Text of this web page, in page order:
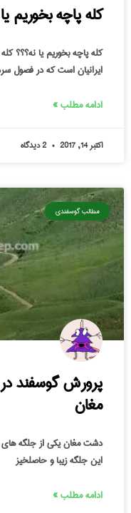
کله پاچه بخوریم
کله پاچه بخوریم یا نه؟؟؟
ایرانیان است که در فصول
ادامه مطلب »
اکتبر 14, 2017
مطالب گوسفندی
پرورش گوسفند
مغان
دشت مغان یکی از جلگه های
این جلگه زیبا و حاصلخیز
ادامه مطلب »